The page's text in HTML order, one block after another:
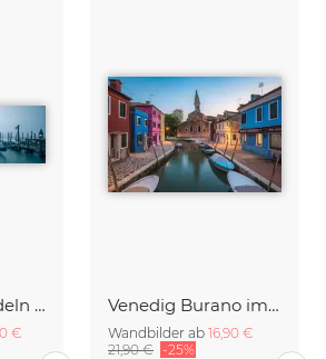
Tanzende Gondeln von Venedig
€
Venedig Burano im Abendlicht
Wandbilder ab 16,90 €
21,90 € -25%